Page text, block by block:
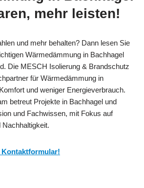
mehr leisten!
und mehr behalten? Dann lesen Sie
Wärmedämmung in Bachhagel
Die MESCH Isolierung & Brandschutz
für Wärmedämmung in
und weniger Energieverbrauch.
betreut Projekte in Bachhagel und
und Fachwissen, mit Fokus auf